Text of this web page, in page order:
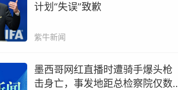
计划“失误”致歉
紫牛新闻
墨西哥网红直播时遭骑手爆头枪
击身亡，事发地距总检察院仅数